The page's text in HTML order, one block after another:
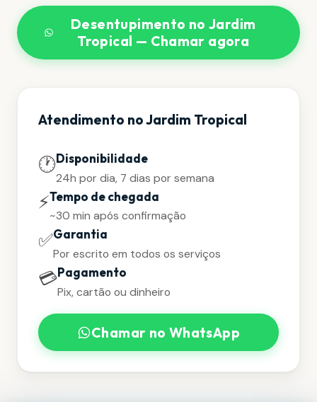
Desentupimento no Jardim
Tropical — Chamar agora
Atendimento no Jardim Tropical
🕐Disponibilidade
24h por dia, 7 dias por semana
⚡Tempo de chegada
~30 min após confirmação
✅Garantia
Por escrito em todos os serviços
💳Pagamento
Pix, cartão ou dinheiro
Chamar no WhatsApp